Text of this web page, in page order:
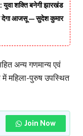
शक्ति बनेगी झारखंड
देगा आजसू — सुदेश कुमार
अन्य गणमान्य एवं
में महिला-पुरुष उपस्थित
Join Now